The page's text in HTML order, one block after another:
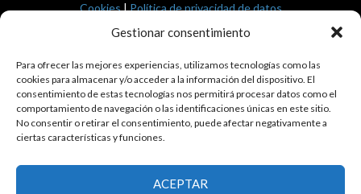
Gestionar consentimiento
Para ofrecer las mejores experiencias, utilizamos tecnologías como las
cookies para almacenar y/o acceder a la información del dispositivo. El
consentimiento de estas tecnologías nos permitirá procesar datos como el
comportamiento de navegación o las identificaciones únicas en este sitio.
No consentir o retirar el consentimiento, puede afectar negativamente a
ciertas características y funciones.
ACEPTAR
Cookies|Política de privacidad de datos
Tema para economía pública
Genesis Framework